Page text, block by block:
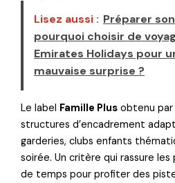
Lisez aussi : Préparer
pourquoi choisir de
Emirates Holidays pour
mauvaise surprise ?
Le label Famille Plus obtenu
structures d’encadrement
garderies, clubs enfants
soirée. Un critère qui rassure
de temps pour profiter des